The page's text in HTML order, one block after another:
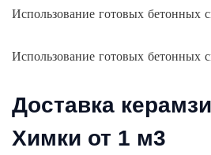
Использование готовых бетонных
Использование готовых бетонных
Доставка
Химки от 1 м3